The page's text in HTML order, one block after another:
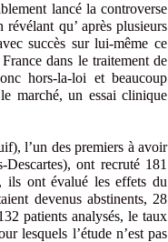
lancé la controverse
qu’ après plusieurs
succès sur lui-même ce
dans le traitement de
hors-la-loi et beaucoup
marché, un essai clinique
l’un des premiers à avoir
ont recruté 181
ils ont évalué les effets du
devenus abstinents, 28
patients analysés, le taux
lesquels l’étude n’est pas